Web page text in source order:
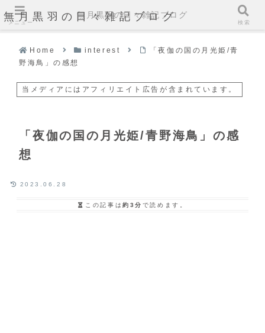
無月黒羽の日々雑記ブログ
Home interest
「夜伽の国の月光姫/青
野海鳥」の感想
当メディアにはアフィリエイト広告が含まれています。
「夜伽の国の月光姫/青野海鳥」の感
想
2023.06.28
この記事は約3分 で読めます。
メニュー
無月黒羽の日々雑記ブログ
検索